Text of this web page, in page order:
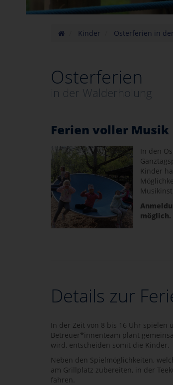
Kinder Osterferien in
Osterferien
in der Walderholung
Ferien voller Musik
In den
Kinder
möglich.
Details zur
In der Zeit von 8 bis 16 Uhr
Betreuer*innenteam plant
wird, entscheiden somit die Kinder.
Neben den Spielmöglichkeiten,
am Grillplatz zubereiten, in der
fahren.